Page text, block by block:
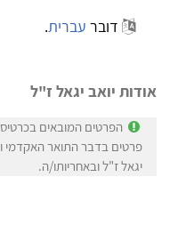
דובר עברית.
אודות יואב יגאל ז"ל
הפרטים המובאים
פרטים בדבר התואר האקדמי
יגאל ז"ל ובאחריותו/ה.